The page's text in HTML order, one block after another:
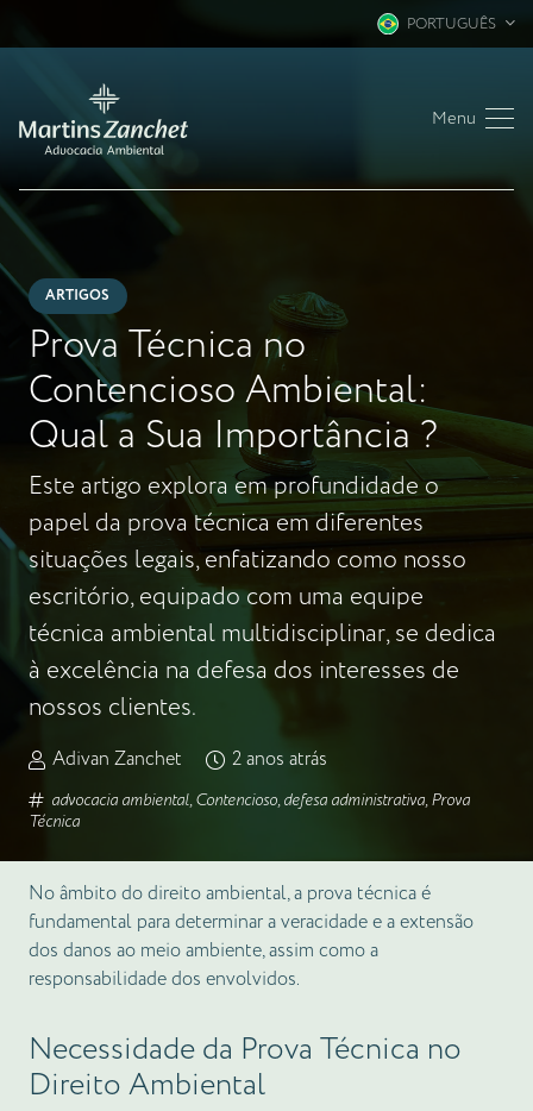
PORTUGUÊS
Menu
ARTIGOS
Prova Técnica no
Contencioso Ambiental:
Qual a Sua Importância ?
Este artigo explora em profundidade o
papel da prova técnica em diferentes
situações legais, enfatizando como nosso
escritório, equipado com uma equipe
técnica ambiental multidisciplinar, se dedica
à excelência na defesa dos interesses de
nossos clientes.
Adivan Zanchet 2 anos atrás
advocacia ambiental,Contencioso,defesa administrativa,Prova
Técnica
No âmbito do direito ambiental, a prova técnica é
fundamental para determinar a veracidade e a extensão
dos danos ao meio ambiente, assim como a
responsabilidade dos envolvidos.
Necessidade da Prova Técnica no
Direito Ambiental